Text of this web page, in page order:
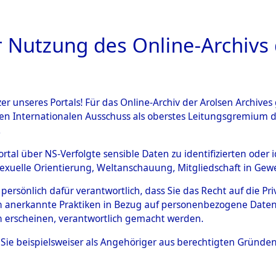
BESTANDSBESCHREIBUNG ARCHIVALE
des Verlaufs
Todesmärsche,
Lagern→0002
0096
des Online-Archivs
unseres Portals! Für das Online-Archiv der Arolsen
Internationalen Ausschuss als oberstes
über NS-Verfolgte sensible Daten zu identifizierten
Orientierung, Weltanschauung, Mitgliedschaft in
dafür verantwortlich, dass Sie das Recht auf die
Praktiken in Bezug auf personenbezogene
verantwortlich gemacht werden.
beispielsweiser als Angehöriger aus berechtigten